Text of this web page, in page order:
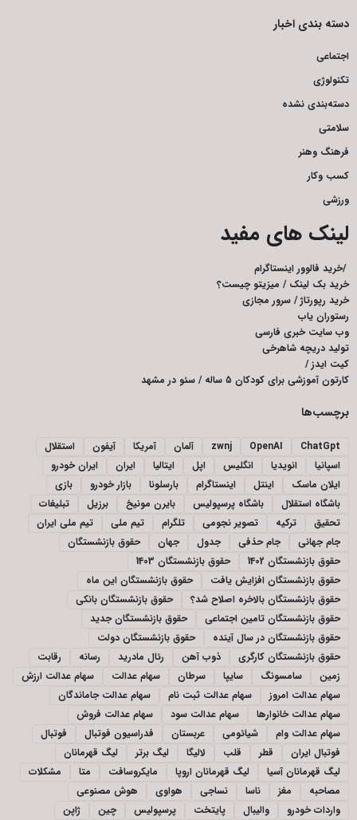
دسته بندی اخبار
اجتماعی
تکنولوژی
دسته‌بندی نشده
سلامتی
فرهنگ وهنر
کسب وکار
ورزشی
لینک های مفید
/خرید فالوور اینستاگرام
خرید بک لینک / میزیتو چیست؟
خرید رپورتاژ/ سرور مجازی
رستوران یاب
وب سایت خبری فارسی
تولید دریچه شاهرخی
کیت ایدز/
کارتون آموزشی برای کودکان ۵ ساله
/ سئو در مشهد
برچسب‌ها
ChatGpt
OpenAI
zwnj آلمان آمریکا آیفون
استقلال
اسپانیا
انویدیا انگلیس اپل ایتالیا ایران
ایران خودرو
ایلان ماسک
اینتل اینستاگرام بارسلونا بازار خودرو
بازی
باشگاه استقلال
باشگاه پرسپولیس بایرن مونیخ برزیل
تبلیغات
تحقیق
ترکیه تصویر نجومی تلگرام تیم ملی
تیم ملی ایران
جام جهانی
جام حذفی جدول جهان
حقوق بازنشستگان
حقوق بازنشستگان 1402
حقوق بازنشستگان 1403
حقوق بازنشستگان افزایش یافت
حقوق بازنشستگان این ماه
حقوق بازنشستگان بالاخره اصلاح شد؟
حقوق بازنشستگان بانکی
حقوق بازنشستگان تامین اجتماعی
حقوق بازنشستگان جدید
حقوق بازنشستگان در سال آینده
حقوق بازنشستگان دولت
حقوق بازنشستگان کارگری
ذوب آهن رئال مادرید رسانه
رقابت
زمین
سامسونگ سایپا سرطان سهام عدالت
سهام عدالت ارزش
سهام عدالت امروز
سهام عدالت ثبت نام
سهام عدالت جاماندگان
سهام عدالت خانوارها
سهام عدالت سود
سهام عدالت فروش
سهام عدالت وام
شیائومی عربستان فدراسیون فوتبال
فوتبال
فوتبال ایران
قطر قلب لالیگا لیگ برتر
لیگ قهرمانان
لیگ قهرمانان آسیا
لیگ قهرمانان اروپا مایکروسافت متا
مشکلات
مصاحبه
مغز ناسا نساجی هواوی
هوش مصنوعی
واردات خودرو
والیبال پایتخت پرسپولیس چین ژاپن